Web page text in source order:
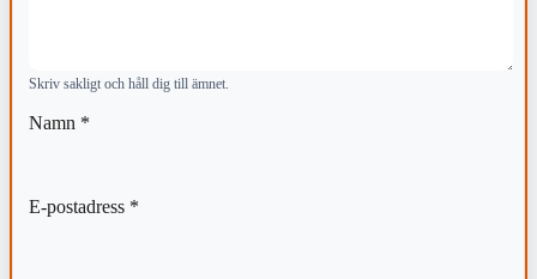
Skriv sakligt och håll dig till ämnet.
Namn *
E-postadress *